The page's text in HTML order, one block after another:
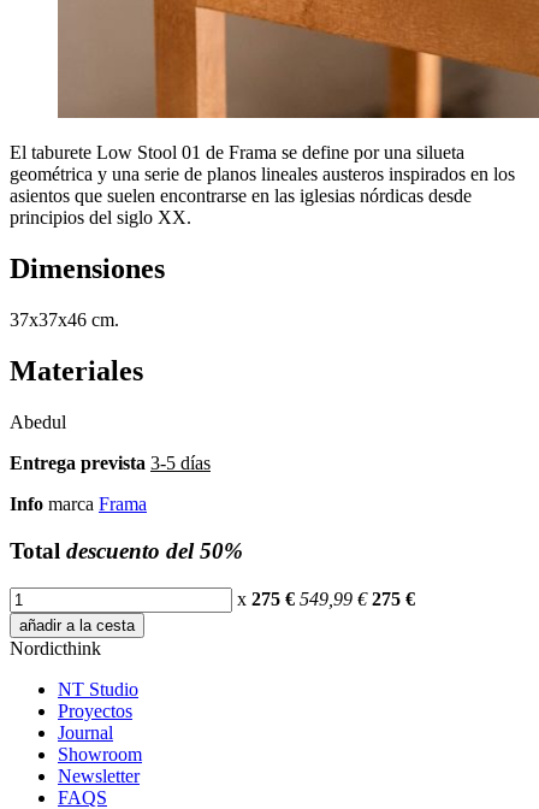
El taburete Low Stool 01 de Frama se define por una silueta
geométrica y una serie de planos lineales austeros inspirados en los
asientos que suelen encontrarse en las iglesias nórdicas desde
principios del siglo XX.
Dimensiones
37x37x46 cm.
Materiales
Abedul
Entrega prevista 3-5 días
Info marca Frama
Total descuento del 50%
x 275 € 549,99 € 275 €
añadir a la cesta
Nordicthink
NT Studio
Proyectos
Journal
Showroom
Newsletter
FAQS